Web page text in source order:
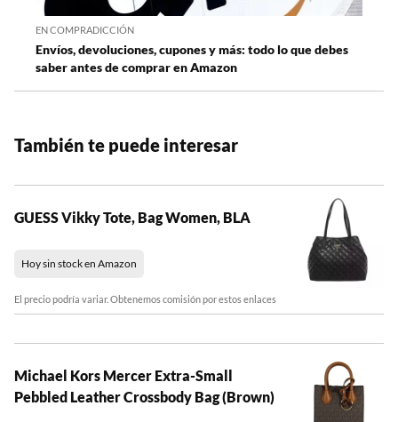
EN COMPRADICCIÓN
Envíos, devoluciones, cupones y más: todo lo que debes
saber antes de comprar en Amazon
También te puede interesar
GUESS Vikky Tote, Bag Women, BLA
Hoy sin stock en Amazon
El precio podría variar. Obtenemos comisión por estos enlaces
Michael Kors Mercer Extra-Small
Pebbled Leather Crossbody Bag (Brown)